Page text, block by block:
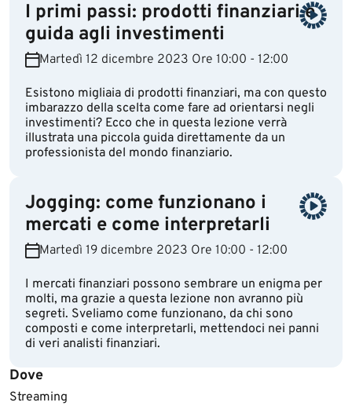
I primi passi: prodotti finanziari e
guida agli investimenti
Martedì 12 dicembre 2023 Ore 10:00 - 12:00
Esistono migliaia di prodotti finanziari, ma con questo
imbarazzo della scelta come fare ad orientarsi negli
investimenti? Ecco che in questa lezione verrà
illustrata una piccola guida direttamente da un
professionista del mondo finanziario.
Jogging: come funzionano i
mercati e come interpretarli
Martedì 19 dicembre 2023 Ore 10:00 - 12:00
I mercati finanziari possono sembrare un enigma per
molti, ma grazie a questa lezione non avranno più
segreti. Sveliamo come funzionano, da chi sono
composti e come interpretarli, mettendoci nei panni
di veri analisti finanziari.
Dove
Streaming